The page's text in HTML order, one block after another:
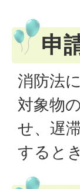
申
消防法
対象物
せ、遅
すると